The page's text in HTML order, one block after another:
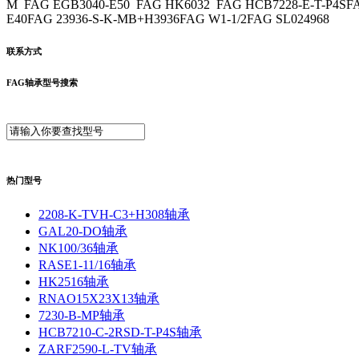
M FAG EGB3040-E50 FAG HK6032 FAG HCB7228-E-T-
E40FAG 23936-S-K-MB+H3936FAG W1-1/2FAG SL024968
联系方式
FAG轴承型号搜索
热门型号
2208-K-TVH-C3+H308轴承
GAL20-DO轴承
NK100/36轴承
RASE1-11/16轴承
HK2516轴承
RNAO15X23X13轴承
7230-B-MP轴承
HCB7210-C-2RSD-T-P4S轴承
ZARF2590-L-TV轴承